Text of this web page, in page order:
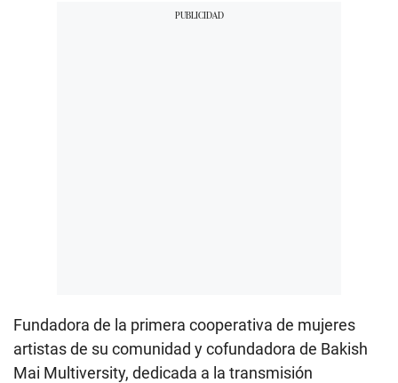
Fundadora de la primera cooperativa de mujeres
artistas de su comunidad y cofundadora de Bakish
Mai Multiversity, dedicada a la transmisión